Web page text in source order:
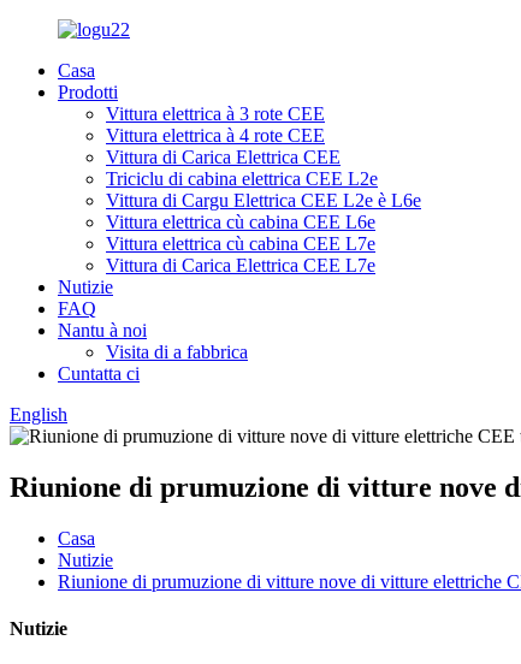
Casa
Prodotti
Vittura elettrica à 3 rote CEE
Vittura elettrica à 4 rote CEE
Vittura di Carica Elettrica CEE
Triciclu di cabina elettrica CEE L2e
Vittura di Cargu Elettrica CEE L2e è L6e
Vittura elettrica cù cabina CEE L6e
Vittura elettrica cù cabina CEE L7e
Vittura di Carica Elettrica CEE L7e
Nutizie
FAQ
Nantu à noi
Visita di a fabbrica
Cuntatta ci
English
Riunione di prumuzione di vitture nove
Casa
Nutizie
Riunione di prumuzione di vitture nove di vitture elettriche
Nutizie